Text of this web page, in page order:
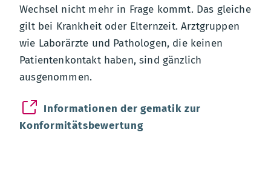
Wechsel nicht mehr in Frage kommt. Das gleiche
gilt bei Krankheit oder Elternzeit. Arztgruppen
wie Laborärzte und Pathologen, die keinen
Patientenkontakt haben, sind gänzlich
ausgenommen.
Informationen der gematik zur
Konformitätsbewertung